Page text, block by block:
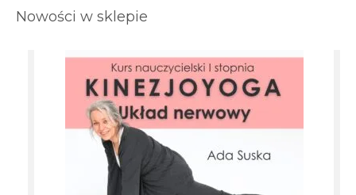
Nowości w sklepie